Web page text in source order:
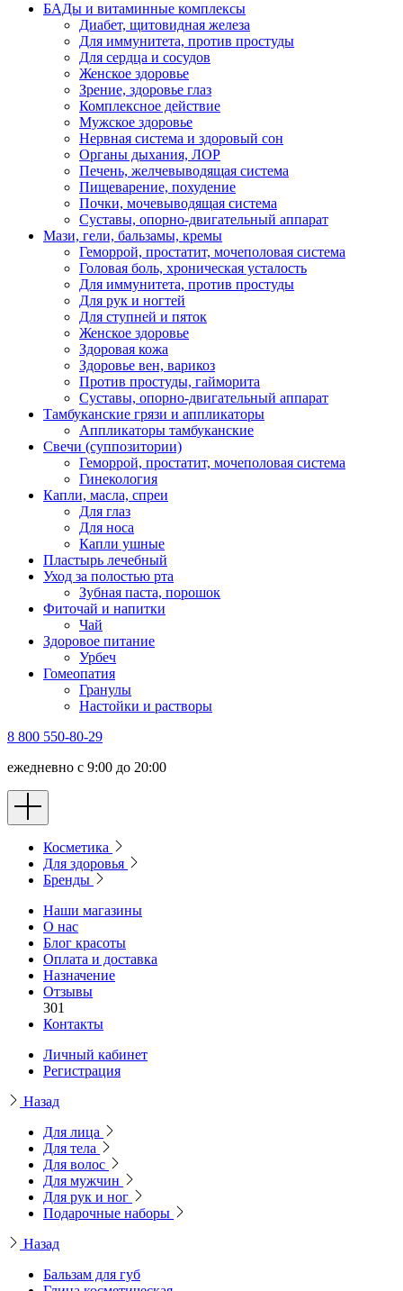
БАДы и витаминные комплексы
Диабет, щитовидная железа
Для иммунитета, против простуды
Для сердца и сосудов
Женское здоровье
Зрение, здоровье глаз
Комплексное действие
Мужское здоровье
Нервная система и здоровый сон
Органы дыхания, ЛОР
Печень, желчевыводящая система
Пищеварение, похудение
Почки, мочевыводящая система
Суставы, опорно-двигательный аппарат
Мази, гели, бальзамы, кремы
Геморрой, простатит, мочеполовая система
Головая боль, хроническая усталость
Для иммунитета, против простуды
Для рук и ногтей
Для ступней и пяток
Женское здоровье
Здоровая кожа
Здоровье вен, варикоз
Против простуды, гайморита
Суставы, опорно-двигательный аппарат
Тамбуканские грязи и аппликаторы
Аппликаторы тамбуканские
Свечи (суппозитории)
Геморрой, простатит, мочеполовая система
Гинекология
Капли, масла, спреи
Для глаз
Для носа
Капли ушные
Пластырь лечебный
Уход за полостью рта
Зубная паста, порошок
Фиточай и напитки
Чай
Здоровое питание
Урбеч
Гомеопатия
Гранулы
Настойки и растворы
8 800 550-80-29
ежедневно с 9:00 до 20:00
Косметика
Для здоровья
Бренды
Наши магазины
О нас
Блог красоты
Оплата и доставка
Назначение
Отзывы
301
Контакты
Личный кабинет
Регистрация
Назад
Для лица
Для тела
Для волос
Для мужчин
Для рук и ног
Подарочные наборы
Назад
Бальзам для губ